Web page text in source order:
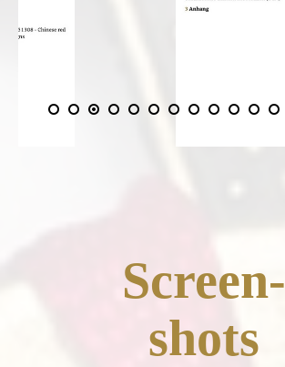
Screen-
shots